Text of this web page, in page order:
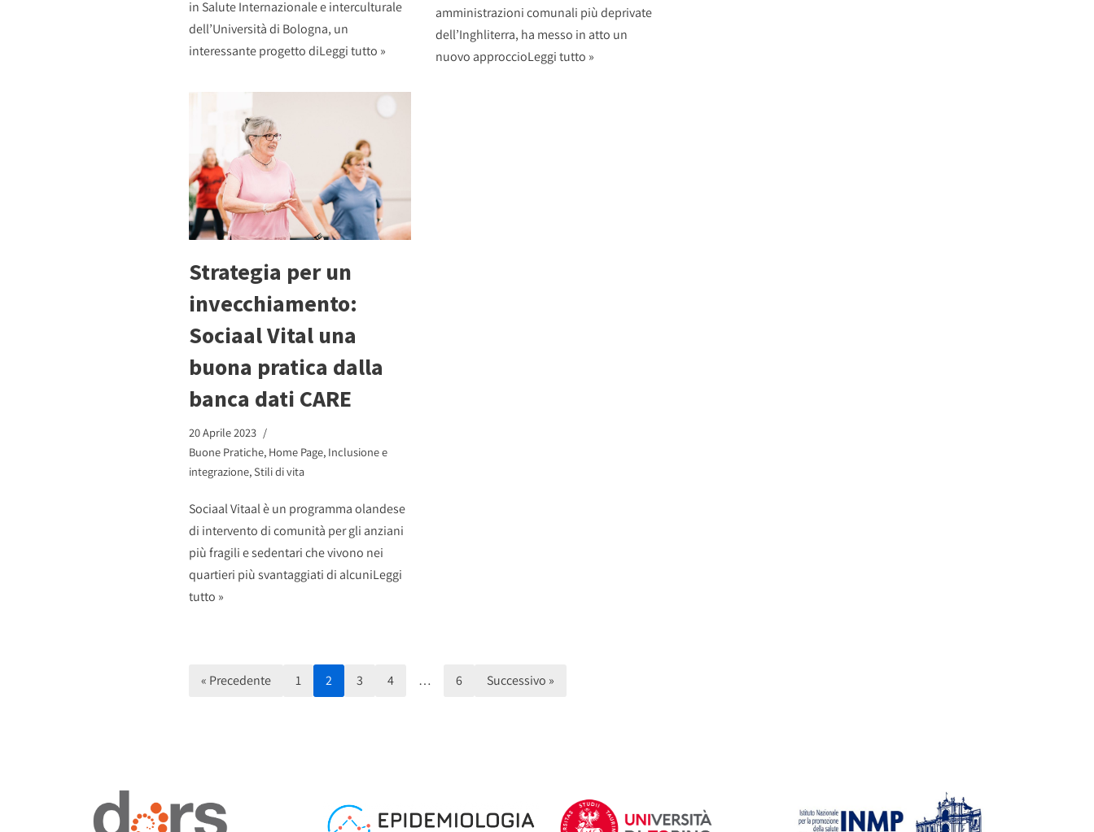
in Salute Internazionale e interculturale
dell’Università di Bologna, un
interessante progetto diLeggi tutto »
amministrazioni comunali più deprivate
dell’Inghliterra, ha messo in atto un
nuovo approccioLeggi tutto »
Strategia per un
invecchiamento:
Sociaal Vital una
buona pratica dalla
banca dati CARE
20 Aprile 2023
Buone Pratiche, Home Page, Inclusione e
integrazione,Stili di vita
Sociaal Vitaal è un programma olandese
di intervento di comunità per gli anziani
più fragili e sedentari che vivono nei
quartieri più svantaggiati di alcuniLeggi
tutto »
« Precedente 1 2 3 4 … 6 Successivo »